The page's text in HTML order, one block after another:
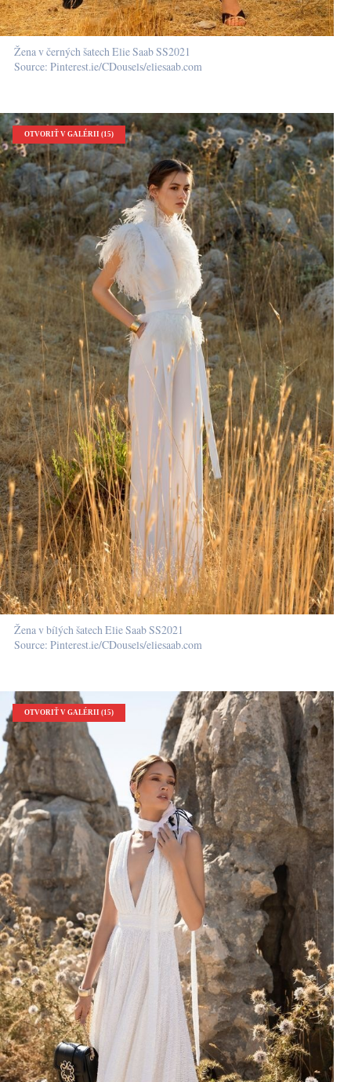
Žena v černých šatech Elie Saab SS2021
Source: Pinterest.ie/CDousels/eliesaab.com
OTVORIŤ V GALÉRII (15)
Žena v bílých šatech Elie Saab SS2021
Source: Pinterest.ie/CDousels/eliesaab.com
OTVORIŤ V GALÉRII (15)